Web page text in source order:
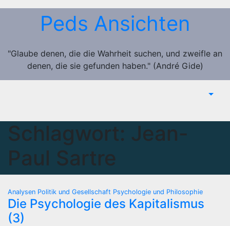
Zum
Peds Ansichten
"Glaube denen, die die Wahrheit suchen, und zweifle an
denen, die sie gefunden haben." (André Gide)
Schlagwort: Jean-
Paul Sartre
Analysen Politik und Gesellschaft Psychologie und Philosophie
Die Psychologie des Kapitalismus
(3)